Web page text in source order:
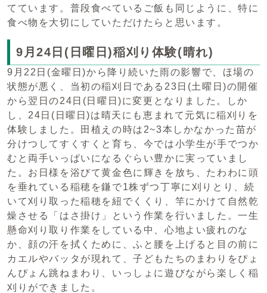
てています。普段食べているご飯も同じように、特に
食べ物を大切にしていただけたらと思います。
9月24日(日曜日)稲刈り体験(晴れ)
9月22日(金曜日)から降り続いた雨の影響で、ほ場の
状態が悪く、当初の稲刈日である23日(土曜日)の開催
から翌日の24日(日曜日)に変更となりました。しか
し、24日(日曜日)は晴天にも恵まれて元気に稲刈りを
体験しました。田植えの時は2~3本しかなかった苗が
分けつしてすくすくと育ち、今では小学生が手でつか
むと両手いっぱいになるぐらい豊かに実っていまし
た。お日様を浴びて黄金色に輝きを放ち、たわわに頭
を垂れている稲穂を鎌で1株ずつ丁寧に刈りとり、続
いて刈り取った稲穂を紐でくくり、竿にかけて自然乾
燥させる「はさ掛け」という作業を行いました。一生
懸命刈り取り作業をしている中、心地よい疲れのな
か、顔の汗を拭くために、ふと腰を上げると目の前に
カエルやバッタが現れて、子どもたちのまわりをぴょ
んぴょん跳ねまわり、いっしょに遊びながら楽しく稲
刈りができました。